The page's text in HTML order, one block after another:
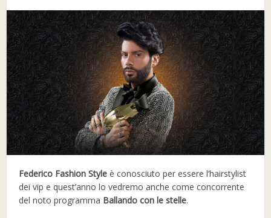
Federico Fashion Style è conosciuto per essere l’hairstylist
dei vip e quest’anno lo vedremo anche come concorrente
del noto programma Ballando con le stelle.